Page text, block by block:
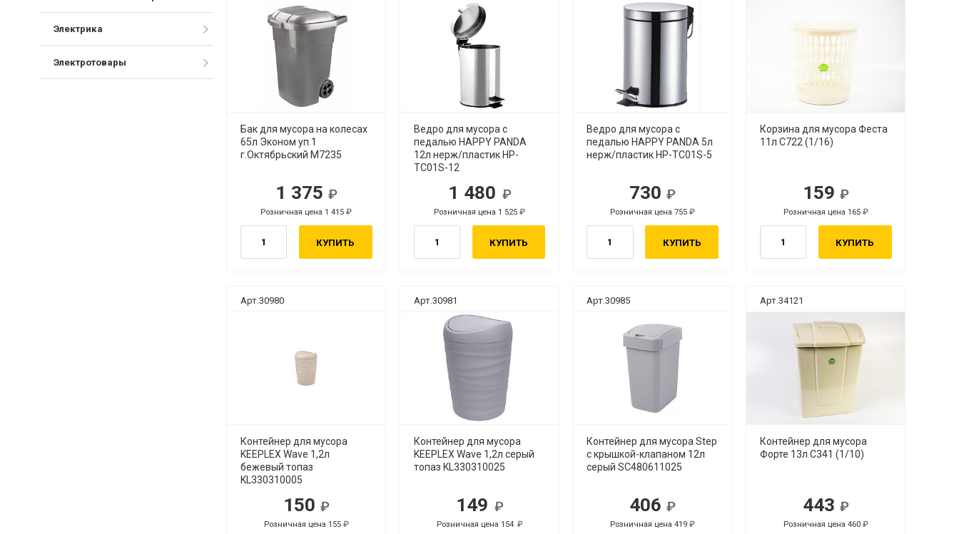
Бак для мусора на колесах
65л Эконом уп.1
г.Октябрьский М7235
1 375
Розничная цена 1 415
КУПИТЬ
Ведро для мусора с
педалью HAPPY PANDA
12л нерж/пластик HP-
TC01S-12
1 480
Розничная цена 1 525
КУПИТЬ
Ведро для мусора с
педалью HAPPY PANDA 5л
нерж/пластик HP-TC01S-5
730
руб.
Розничная цена 755
руб.
КУПИТЬ
Корзина для мусора Феста
11л С722 (1/16)
159
руб.
Розничная цена 165
руб.
КУПИТЬ
Арт.30980
Контейнер для мусора
KEEPLEX Wave 1,2л
бежевый топаз
KL330310005
150
Розничная цена 155
Арт.30981
Контейнер для мусора
KEEPLEX Wave 1,2л серый
топаз KL330310025
149
Розничная цена 154
Арт.30985
Контейнер для мусора Step
с крышкой-клапаном 12л
серый SC480611025
406
руб.
Розничная цена 419
руб.
Арт.34121
Контейнер для мусора
Форте 13л С341 (1/10)
443
руб.
Розничная цена 460
руб.
Электрика
Электротовары